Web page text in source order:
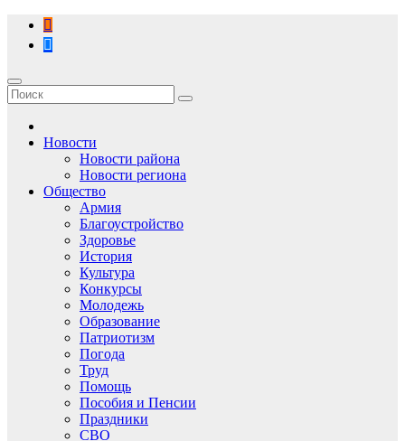
Перейти
содержимому
Новости
Новости района
Новости региона
Общество
Армия
Благоустройство
Здоровье
История
Культура
Конкурсы
Молодежь
Образование
Патриотизм
Погода
Труд
Помощь
Пособия и Пенсии
Праздники
СВО